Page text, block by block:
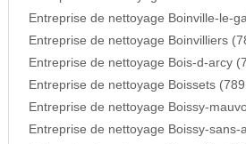
Entreprise de nettoyage Boinville-le-
Entreprise de nettoyage Boinvilliers
Entreprise de nettoyage Bois-d-arcy
Entreprise de nettoyage Boissets
Entreprise de nettoyage Boissy-
Entreprise de nettoyage Boissy-sans-